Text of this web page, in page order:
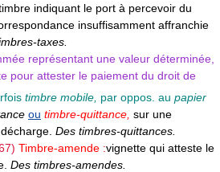
indiquant le port à percevoir du
insuffisamment affranchie
taxes.
représentant une valeur déterminée,
pour attester le paiement du droit de
timbre mobile, par oppos. au papier
ou timbre-quittance, sur une
Des timbres-quittances.
Timbre-amende :vignette qui atteste le
Des timbres-amendes.